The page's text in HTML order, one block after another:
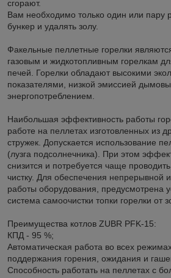
сгорают.
Вам необходимо только один или пару
бункер и удалять золу.
Факельные пеллетные горелки
газовым и жидкотопливным горелкам
печей. Горелки обладают высокими
показателями, низкой эмиссией
энергопотреблением.
Наибольшая эффективность работы
работе на пеллетах изготовленных из
стружек. Допускается использование
(лузга подсолнечника). При этом
снизится и потребуется чаще
чистку. Для обеспечения непрерывной
работы оборудования, предусмотрена
система самоочистки топки горелки от
Преимущества котлов ZUBR PFK-15:
КПД - 95 %;
Автоматическая работа во всех
поддержания горения, ожидания и
Способность работать на пеллетах с